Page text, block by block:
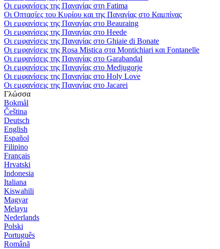
Οι εμφανίσεις της Παναγίας στη Fatima
Οι Οπτασίες του Κυρίου και της Παναγίας στο Καμπίνας
Οι εμφανίσεις της Παναγίας στο Beauraing
Οι εμφανίσεις της Παναγίας στο Heede
Οι εμφανίσεις της Παναγίας στο Ghiaie di Bonate
Οι εμφανίσεις της Rosa Mistica στα Montichiari και Fontanelle
Οι εμφανίσεις της Παναγίας στο Garabandal
Οι εμφανίσεις της Παναγίας στο Medjugorje
Οι εμφανίσεις της Παναγίας στο Holy Love
Οι εμφανίσεις της Παναγίας στο Jacarei
Γλώσσα
Bokmål
Čeština
Deutsch
English
Español
Filipino
Français
Hrvatski
Indonesia
Italiana
Kiswahili
Magyar
Melayu
Nederlands
Polski
Português
Română